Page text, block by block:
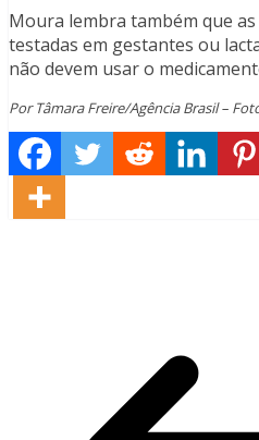
Moura lembra também que
testadas em gestantes ou
não devem usar o
Por Tâmara Freire/Agência Brasil –